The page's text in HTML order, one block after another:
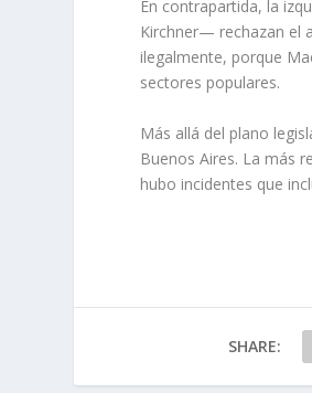
En contrapartida, la
Kirchner— rechazan el
ilegalmente, porque
sectores populares.
Más allá del plano
Buenos Aires. La más
hubo incidentes que
SHARE: